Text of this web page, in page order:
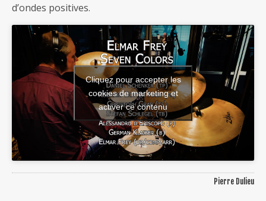
d’ondes positives.
Cliquez pour accepter les
cookies de marketing et
activer ce contenu
Pierre Dulieu